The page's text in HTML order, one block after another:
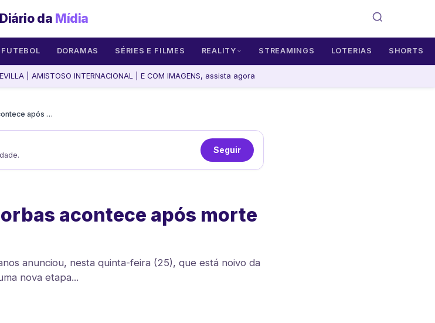
Diário da Mídia
FUTEBOL DORAMAS SÉRIES E FILMES REALITY STREAMINGS LOTERIAS SHORTS
| AMISTOSO INTERNACIONAL | E COM IMAGENS, assista agora
Noivado de Lucas Borbas acontece após morte da esposa
Seguir
acontece após morte
anunciou, nesta quinta-feira (25), que está noivo da
nova etapa...